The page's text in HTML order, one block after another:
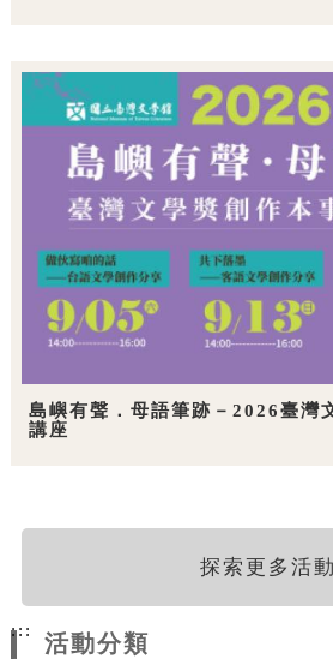
島嶼有聲．母語筆跡－2026臺灣
講座
探索更多活動
:::
活動分類